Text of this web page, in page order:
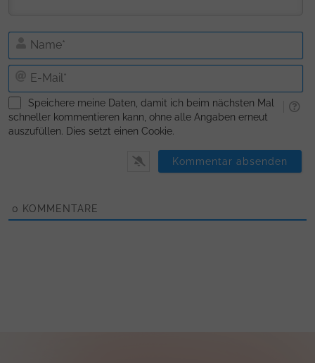
E-
Speichere meine Daten, damit ich beim nächsten Mal
schneller kommentieren kann, ohne alle Angaben erneut
auszufüllen. Dies setzt einen Cookie.
0 KOMMENTARE